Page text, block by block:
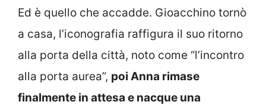
Ed è quello che accadde. Gioacchino tornò
a casa, l’iconografia raffigura il suo ritorno
alla porta della città, noto come “l’incontro
alla porta aurea”, poi Anna rimase
finalmente in attesa e nacque una